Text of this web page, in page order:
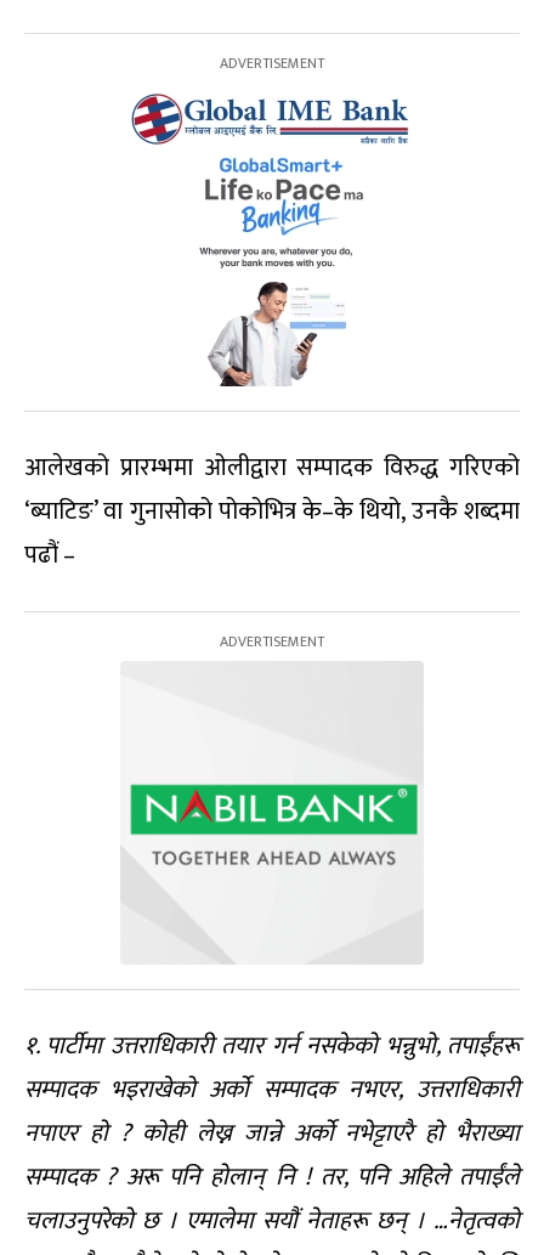
आलेखको प्रारम्भमा ओलीद्वारा सम्पादक विरुद्ध गरिएको
‘ब्याटिङ’ वा गुनासोको पोकोभित्र के–के थियो, उनकै शब्दमा
पढौं –
१. पार्टीमा उत्तराधिकारी तयार गर्न नसकेको भन्नुभो, तपाईंहरू
सम्पादक भइराखेको अर्को सम्पादक नभएर, उत्तराधिकारी
नपाएर हो ? कोही लेख्न जान्ने अर्को नभेट्टाएरै हो भैराख्या
सम्पादक ? अरू पनि होलान् नि ! तर, पनि अहिले तपाईंले
चलाउनुपरेको छ । एमालेमा सयौं नेताहरू छन् । …नेतृत्वको